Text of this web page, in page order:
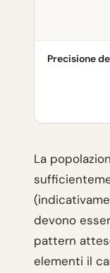
Precisione
La
devono
pattern
elementi il